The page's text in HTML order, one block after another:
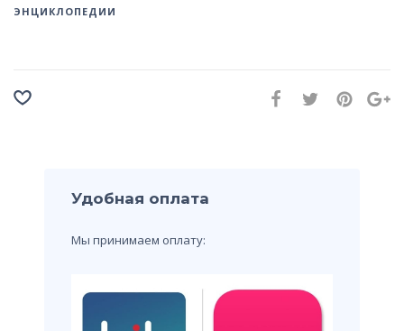
ЭНЦИКЛОПЕДИИ
Удобная оплата
Мы принимаем оплату: